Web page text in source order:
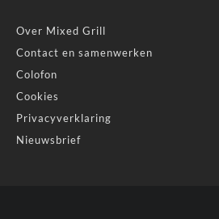
Over Mixed Grill
Contact en samenwerken
Colofon
Cookies
Privacyverklaring
Nieuwsbrief